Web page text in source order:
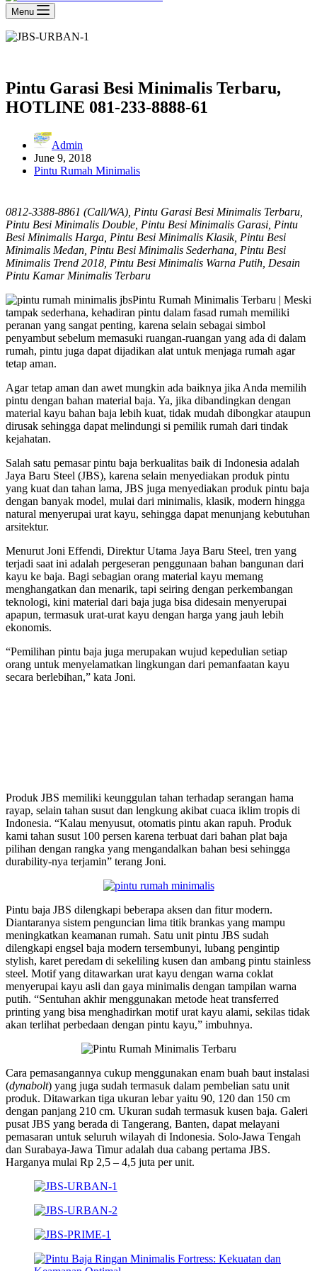
Menu
Pintu Garasi Besi Minimalis Terbaru,
HOTLINE 081-233-8888-61
Admin
June 9, 2018
Pintu Rumah Minimalis
0812-3388-8861 (Call/WA), Pintu Garasi Besi Minimalis Terbaru,
Pintu Besi Minimalis Double, Pintu Besi Minimalis Garasi, Pintu
Besi Minimalis Harga, Pintu Besi Minimalis Klasik, Pintu Besi
Minimalis Medan, Pintu Besi Minimalis Sederhana, Pintu Besi
Minimalis Trend 2018, Pintu Besi Minimalis Warna Putih, Desain
Pintu Kamar Minimalis Terbaru
Pintu Rumah Minimalis Terbaru | Meski
tampak sederhana, kehadiran pintu dalam fasad rumah memiliki
peranan yang sangat penting, karena selain sebagai simbol
penyambut sebelum memasuki ruangan-ruangan yang ada di dalam
rumah, pintu juga dapat dijadikan alat untuk menjaga rumah agar
tetap aman.
Agar tetap aman dan awet mungkin ada baiknya jika Anda memilih
pintu dengan bahan material baja. Ya, jika dibandingkan dengan
material kayu bahan baja lebih kuat, tidak mudah dibongkar ataupun
dirusak sehingga dapat melindungi si pemilik rumah dari tindak
kejahatan.
Salah satu pemasar pintu baja berkualitas baik di Indonesia adalah
Jaya Baru Steel (JBS), karena selain menyediakan produk pintu
yang kuat dan tahan lama, JBS juga menyediakan produk pintu baja
dengan banyak model, mulai dari minimalis, klasik, modern hingga
natural menyerupai urat kayu, sehingga dapat menunjang kebutuhan
arsitektur.
Menurut Joni Effendi, Direktur Utama Jaya Baru Steel, tren yang
terjadi saat ini adalah pergeseran penggunaan bahan bangunan dari
kayu ke baja. Bagi sebagian orang material kayu memang
menghangatkan dan menarik, tapi seiring dengan perkembangan
teknologi, kini material dari baja juga bisa didesain menyerupai
apapun, termasuk urat-urat kayu dengan harga yang jauh lebih
ekonomis.
“Pemilihan pintu baja juga merupakan wujud kepedulian setiap
orang untuk menyelamatkan lingkungan dari pemanfaatan kayu
secara berlebihan,” kata Joni.
Produk JBS memiliki keunggulan tahan terhadap serangan hama
rayap, selain tahan susut dan lengkung akibat cuaca iklim tropis di
Indonesia. “Kalau menyusut, otomatis pintu akan rapuh. Produk
kami tahan susut 100 persen karena terbuat dari bahan plat baja
pilihan dengan rangka yang mengandalkan bahan besi sehingga
durability-nya terjamin” terang Joni.
Pintu baja JBS dilengkapi beberapa aksen dan fitur modern.
Diantaranya sistem penguncian lima titik brankas yang mampu
meningkatkan keamanan rumah. Satu unit pintu JBS sudah
dilengkapi engsel baja modern tersembunyi, lubang pengintip
stylish, karet peredam di sekeliling kusen dan ambang pintu stainless
steel. Motif yang ditawarkan urat kayu dengan warna coklat
menyerupai kayu asli dan gaya minimalis dengan tampilan warna
putih. “Sentuhan akhir menggunakan metode heat transferred
printing yang bisa menghadirkan motif urat kayu alami, sekilas tidak
akan terlihat perbedaan dengan pintu kayu,” imbuhnya.
Cara pemasangannya cukup menggunakan enam buah baut instalasi
(dynabolt) yang juga sudah termasuk dalam pembelian satu unit
produk. Ditawarkan tiga ukuran lebar yaitu 90, 120 dan 150 cm
dengan panjang 210 cm. Ukuran sudah termasuk kusen baja. Galeri
pusat JBS yang berada di Tangerang, Banten, dapat melayani
pemasaran untuk seluruh wilayah di Indonesia. Solo-Jawa Tengah
dan Surabaya-Jawa Timur adalah dua cabang pertama JBS.
Harganya mulai Rp 2,5 – 4,5 juta per unit.